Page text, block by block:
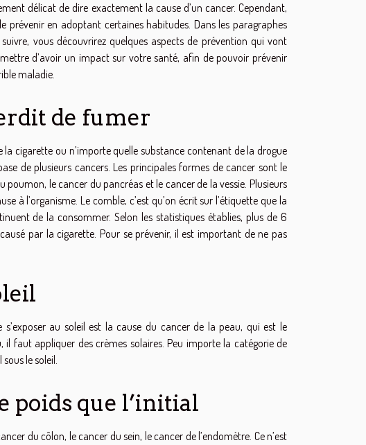
délicat de dire exactement la cause d’un cancer. Cependant,
prévenir en adoptant certaines habitudes. Dans les paragraphes
vous découvrirez quelques aspects de prévention qui vont
d’avoir un impact sur votre santé, afin de pouvoir prévenir
maladie.
de fumer
la cigarette ou n’importe quelle substance contenant de la drogue
de plusieurs cancers. Les principales formes de cancer sont le
poumon, le cancer du pancréas et le cancer de la vessie. Plusieurs
à l’organisme. Le comble, c’est qu’on écrit sur l’étiquette que la
de la consommer. Selon les statistiques établies, plus de 6
par la cigarette. Pour se prévenir, il est important de ne pas
au soleil est la cause du cancer de la peau, qui est le
faut appliquer des crèmes solaires. Peu importe la catégorie de
le soleil.
poids que l’initial
du côlon, le cancer du sein, le cancer de l’endomètre. Ce n’est